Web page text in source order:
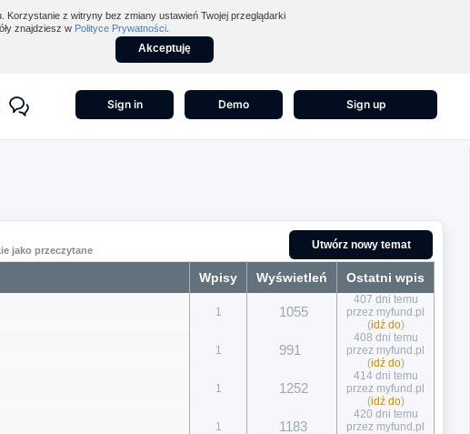
Korzystanie z witryny bez zmiany ustawień Twojej przeglądarki
znajdziesz w Polityce Prywatności
Akceptuję
Sign in Demo Sign up
jako przeczytane Utwórz nowy temat
Wpisy Wyświetleń Ostatni wpis
1 1055
407 dni temu
przez myfund.pl
(idź do)
1 991
408 dni temu
przez myfund.pl
(idź do)
1 1252
414 dni temu
przez myfund.pl
(idź do)
1 1183
420 dni temu
przez myfund.pl